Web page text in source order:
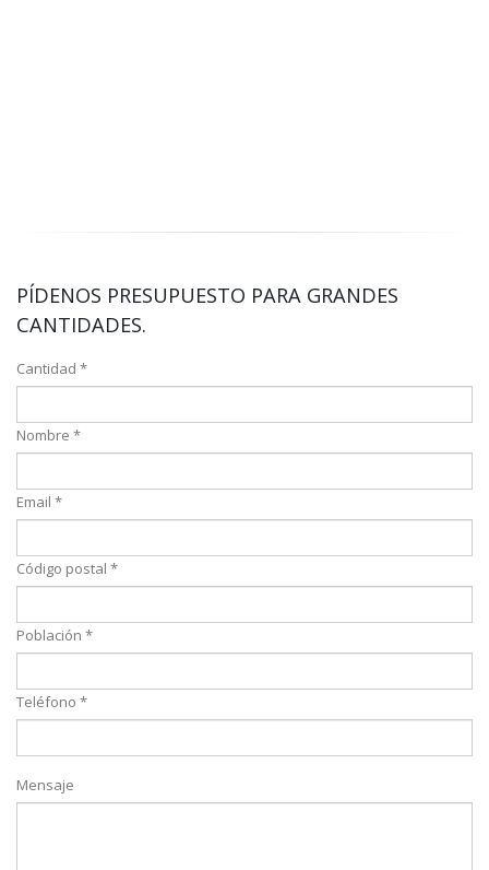
PÍDENOS PRESUPUESTO PARA GRANDES
CANTIDADES.
Cantidad *
Nombre *
Email *
Código postal *
Población *
Teléfono *
Mensaje